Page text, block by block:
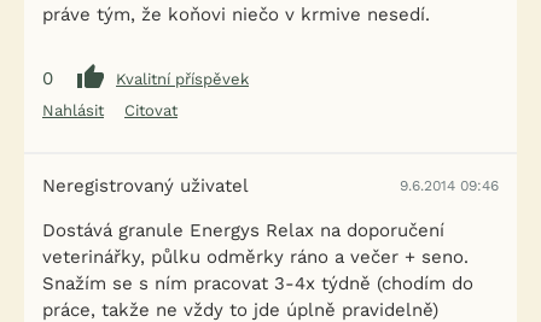
práve tým, že koňovi niečo v krmive nesedí.
0
Kvalitní příspěvek
Nahlásit
Citovat
Neregistrovaný uživatel 9.6.2014 09:46
Dostává granule Energys Relax na doporučení
veterinářky, půlku odměrky ráno a večer + seno.
Snažím se s ním pracovat 3-4x týdně (chodím do
práce, takže ne vždy to jde úplně pravidelně)